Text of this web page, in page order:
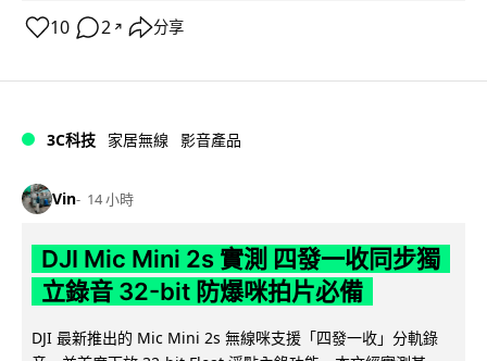
10 2 ↗ 分享
3C科技 家居無線 影音產品
Vin 14 小時
DJI Mic Mini 2s 實測 四發一收同步獨
立錄音 32-bit 防爆咪拍片必備
DJI 最新推出的 Mic Mini 2s 無線咪支援「四發一收」分軌錄